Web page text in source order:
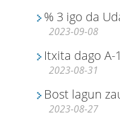
% 3 igo da
2023-09-08
Itxita dago
2023-08-31
Bost lagun
2023-08-27